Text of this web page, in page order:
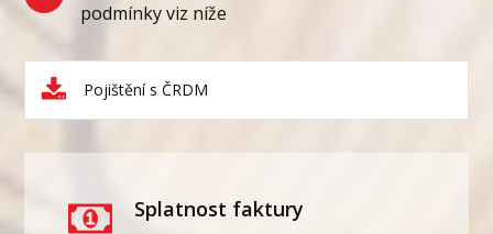
podmínky viz níže
Pojištění s ČRDM
Splatnost faktury